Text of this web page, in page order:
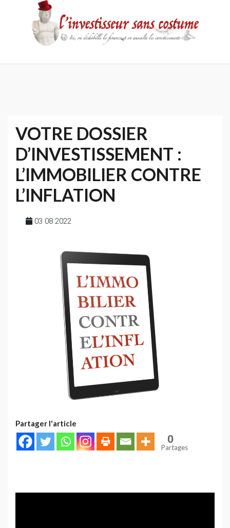
confidentialité
VOTRE DOSSIER
D’INVESTISSEMENT :
L’IMMOBILIER CONTRE
L’INFLATION
03 08 2022
Partager l'article
0
Partages